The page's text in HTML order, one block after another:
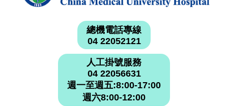
總機電話專線
04 22052121
人工掛號服務
04 22056631
週一至週五:8:00-17:00
週六8:00-12:00